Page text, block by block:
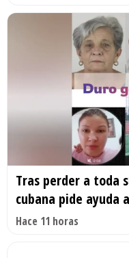
Tras perder a toda
cubana pide ayuda
Hace 11 horas